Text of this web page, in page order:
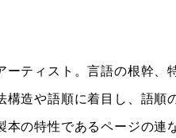
ーティスト。言語の根幹、
造や語順に着目し、語順
の特性であるページの連